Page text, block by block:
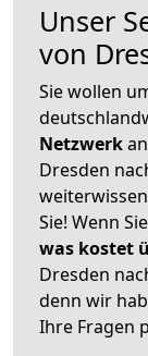
Unser
von
Sie wollen
Netzwerk
Dresden
Sie! Wenn
was kostet
Dresden
denn wir
Ihre Fragen